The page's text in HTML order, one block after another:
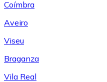
Coímbra
Aveiro
Viseu
Braganza
Vila Real